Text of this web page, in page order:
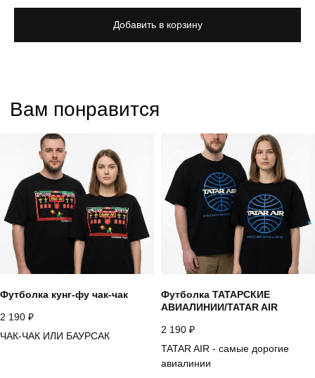
Добавить в корзину
Футболка кунг-фу чак-чак
2 190 ₽
ЧАК-ЧАК ИЛИ БАУРСАК
Футболка ТАТАРСКИЕ
АВИАЛИНИИ/TATAR AIR
2 190 ₽
TATAR AIR - самые дорогие
авиалинии